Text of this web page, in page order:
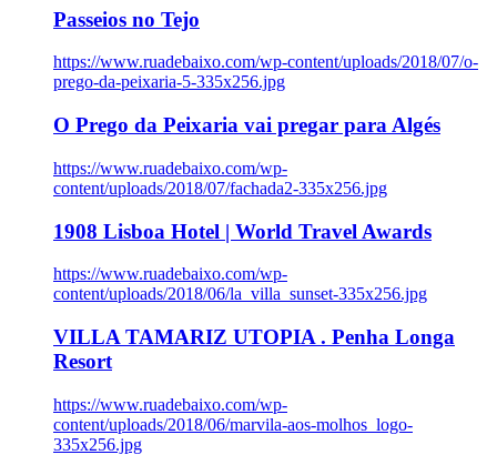
Passeios no Tejo
https://www.ruadebaixo.com/wp-content/uploads/2018/07/o-
prego-da-peixaria-5-335x256.jpg
O Prego da Peixaria vai pregar para Algés
https://www.ruadebaixo.com/wp-
content/uploads/2018/07/fachada2-335x256.jpg
1908 Lisboa Hotel | World Travel Awards
https://www.ruadebaixo.com/wp-
content/uploads/2018/06/la_villa_sunset-335x256.jpg
VILLA TAMARIZ UTOPIA . Penha Longa
Resort
https://www.ruadebaixo.com/wp-
content/uploads/2018/06/marvila-aos-molhos_logo-
335x256.jpg